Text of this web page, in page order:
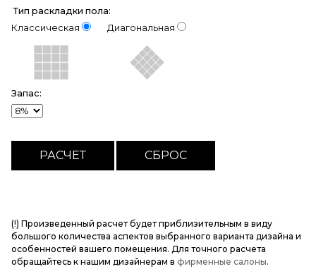
Тип раскладки пола:
Классическая
Диагональная
Запас:
(!) Произведенный расчет будет приблизительным в виду
большого количества аспектов выбранного варианта дизайна и
особенностей вашего помещения. Для точного расчета
обращайтесь к нашим дизайнерам в фирменные салоны.